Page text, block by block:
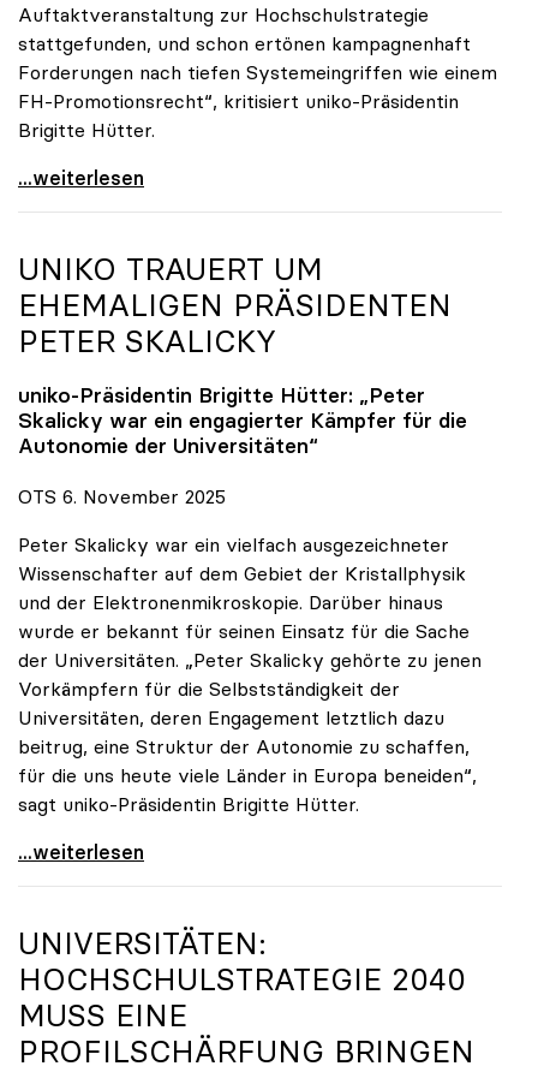
Auftaktveranstaltung zur Hochschulstrategie
stattgefunden, und schon ertönen kampagnenhaft
Forderungen nach tiefen Systemeingriffen wie einem
FH-Promotionsrecht“, kritisiert uniko-Präsidentin
Brigitte Hütter.
„Deplatzierte Kampagne“: uniko irritiert über
...weiterlesen
UNIKO TRAUERT UM
EHEMALIGEN PRÄSIDENTEN
PETER SKALICKY
uniko-Präsidentin Brigitte Hütter: „Peter
Skalicky war ein engagierter Kämpfer für die
Autonomie der Universitäten“
OTS 6. November 2025
Peter Skalicky war ein vielfach ausgezeichneter
Wissenschafter auf dem Gebiet der Kristallphysik
und der Elektronenmikroskopie. Darüber hinaus
wurde er bekannt für seinen Einsatz für die Sache
der Universitäten. „Peter Skalicky gehörte zu jenen
Vorkämpfern für die Selbstständigkeit der
Universitäten, deren Engagement letztlich dazu
beitrug, eine Struktur der Autonomie zu schaffen,
für die uns heute viele Länder in Europa beneiden“,
sagt uniko-Präsidentin Brigitte Hütter.
uniko trauert um ehemaligen Präsidenten Peter
...weiterlesen
UNIVERSITÄTEN:
HOCHSCHULSTRATEGIE 2040
MUSS EINE
PROFILSCHÄRFUNG BRINGEN